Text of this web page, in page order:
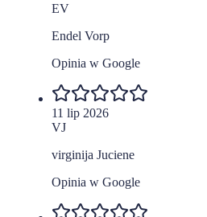
EV
Endel Vorp
Opinia w Google
11 lip 2026
VJ
virginija Juciene
Opinia w Google